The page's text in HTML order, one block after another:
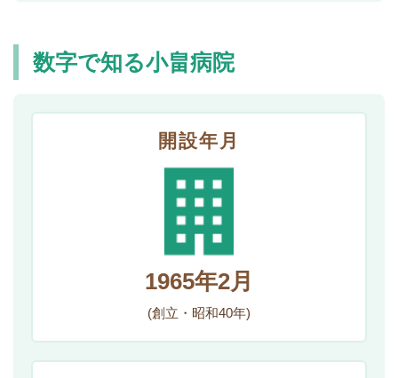
数字で知る小畠病院
開設年月
1965年2月
(創立・昭和40年)